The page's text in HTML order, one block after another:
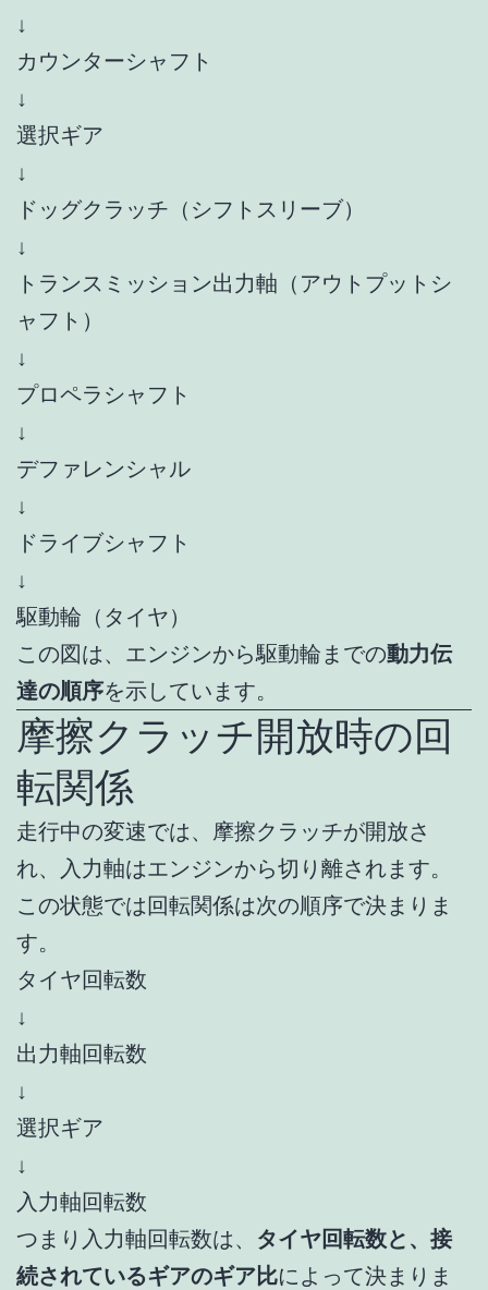
↓
カウンターシャフト
↓
選択ギア
↓
ドッグクラッチ（シフトスリーブ）
↓
トランスミッション出力軸（アウトプットシ
ャフト）
↓
プロペラシャフト
↓
デファレンシャル
↓
ドライブシャフト
↓
駆動輪（タイヤ）
この図は、エンジンから駆動輪までの動力伝
達の順序を示しています。
摩擦クラッチ開放時の回
転関係
走行中の変速では、摩擦クラッチが開放さ
れ、入力軸はエンジンから切り離されます。
この状態では回転関係は次の順序で決まりま
す。
タイヤ回転数
↓
出力軸回転数
↓
選択ギア
↓
入力軸回転数
つまり入力軸回転数は、 タイヤ回転数と、接
続されているギアのギア比によって決まりま